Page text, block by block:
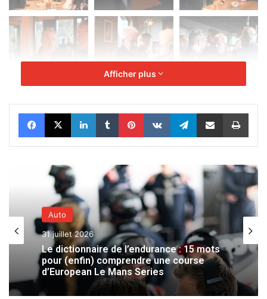
Afficher plus
Facebook
X LinkedinTumblrPinterestVKontakteTelegramPartager par email
Auto
31 juillet 2026
Le dictionnaire de l’endurance : 15 mots
pour (enfin) comprendre une course
d’European Le Mans Series